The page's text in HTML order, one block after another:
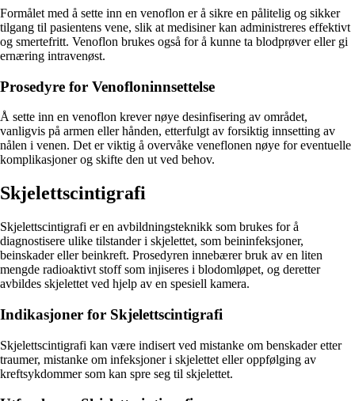
Formålet med å sette inn en venoflon er å sikre en pålitelig og sikker
tilgang til pasientens vene, slik at medisiner kan administreres effektivt
og smertefritt. Venoflon brukes også for å kunne ta blodprøver eller gi
ernæring intravenøst.
Prosedyre for Venofloninnsettelse
Å sette inn en venoflon krever nøye desinfisering av området,
vanligvis på armen eller hånden, etterfulgt av forsiktig innsetting av
nålen i venen. Det er viktig å overvåke veneflonen nøye for eventuelle
komplikasjoner og skifte den ut ved behov.
Skjelettscintigrafi
Skjelettscintigrafi er en avbildningsteknikk som brukes for å
diagnostisere ulike tilstander i skjelettet, som beininfeksjoner,
beinskader eller beinkreft. Prosedyren innebærer bruk av en liten
mengde radioaktivt stoff som injiseres i blodomløpet, og deretter
avbildes skjelettet ved hjelp av en spesiell kamera.
Indikasjoner for Skjelettscintigrafi
Skjelettscintigrafi kan være indisert ved mistanke om benskader etter
traumer, mistanke om infeksjoner i skjelettet eller oppfølging av
kreftsykdommer som kan spre seg til skjelettet.